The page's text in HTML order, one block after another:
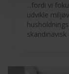
...fordi vi
udvikle